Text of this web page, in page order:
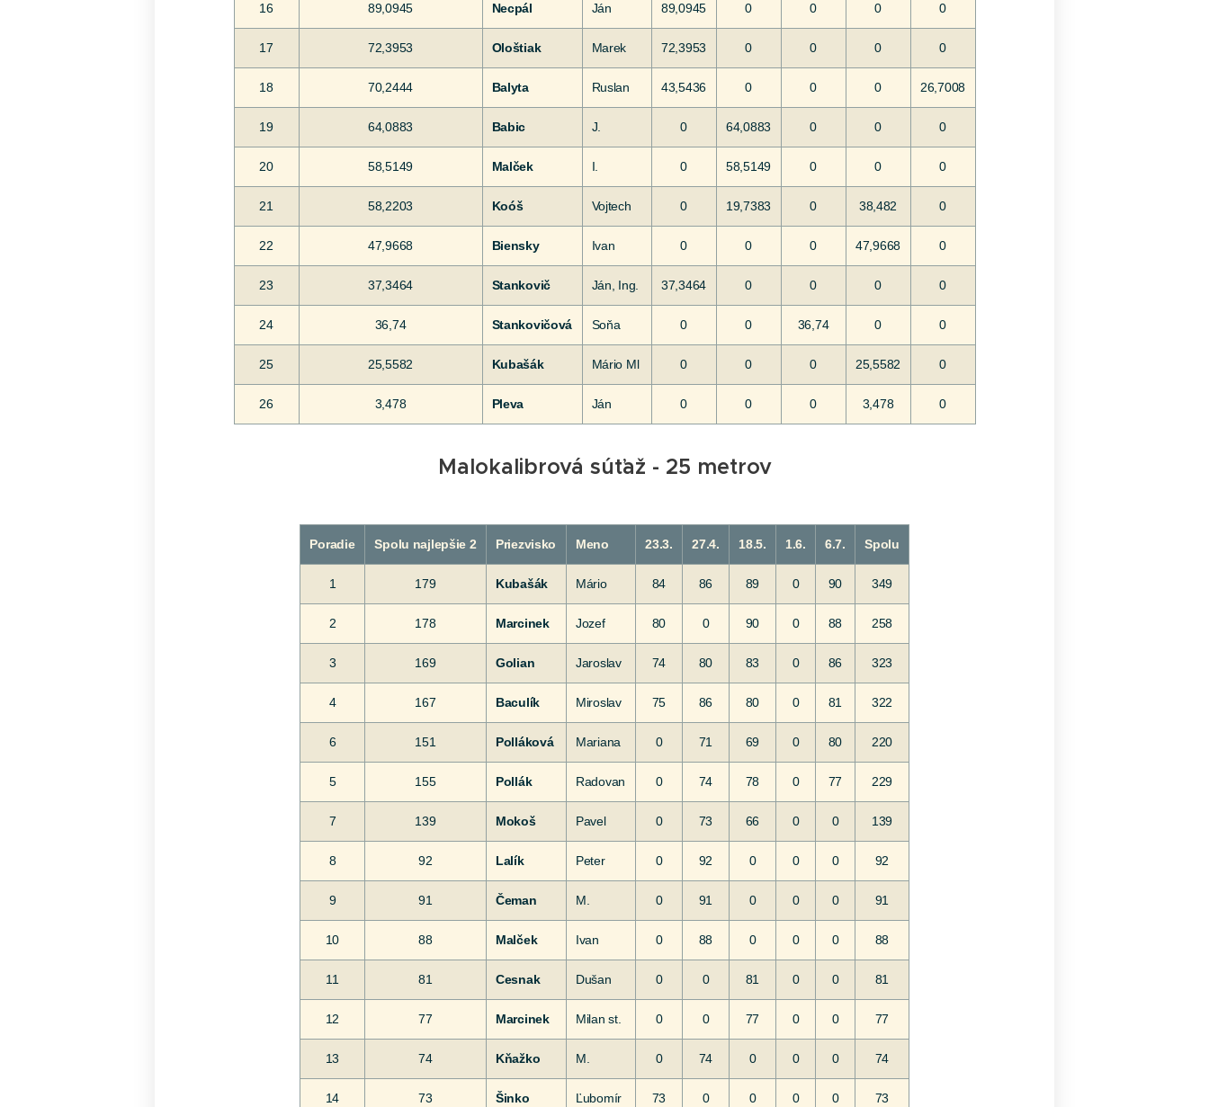
16 89,0945 Necpál Ján 89,0945 0 0 0 0
17 72,3953 Ološtiak Marek 72,3953 0 0 0 0
18 70,2444 Balyta Ruslan 43,5436 0 0 0 26,7008
19 64,0883 Babic J. 0 64,0883 0 0 0
20 58,5149 Malček I. 0 58,5149 0 0 0
21 58,2203 Koóš Vojtech 0 19,7383 0 38,482 0
22 47,9668 Biensky Ivan 0 0 0 47,9668 0
23 37,3464 Stankovič Ján, Ing. 37,3464 0 0 0 0
24 36,74 Stankovičová Soňa 0 0 36,74 0 0
25 25,5582 Kubašák Mário Ml 0 0 0 25,5582 0
26 3,478 Pleva Ján 0 0 0 3,478 0
Malokalibrová súťaž - 25 metrov
Poradie Spolu najlepšie 2 Priezvisko Meno 23.3. 27.4. 18.5. 1.6. 6.7. Spolu
1 179 Kubašák Mário 84 86 89 0 90 349
2 178 Marcinek Jozef 80 0 90 0 88 258
3 169 Golian Jaroslav 74 80 83 0 86 323
4 167 Baculík Miroslav 75 86 80 0 81 322
6 151 Polláková Mariana 0 71 69 0 80 220
5 155 Pollák Radovan 0 74 78 0 77 229
7 139 Mokoš Pavel 0 73 66 0 0 139
8 92 Lalík Peter 0 92 0 0 0 92
9 91 Čeman M. 0 91 0 0 0 91
10 88 Malček Ivan 0 88 0 0 0 88
11 81 Cesnak Dušan 0 0 81 0 0 81
12 77 Marcinek Milan st. 0 0 77 0 0 77
13 74 Kňažko M. 0 74 0 0 0 74
14 73 Šinko Ľubomír 73 0 0 0 0 73